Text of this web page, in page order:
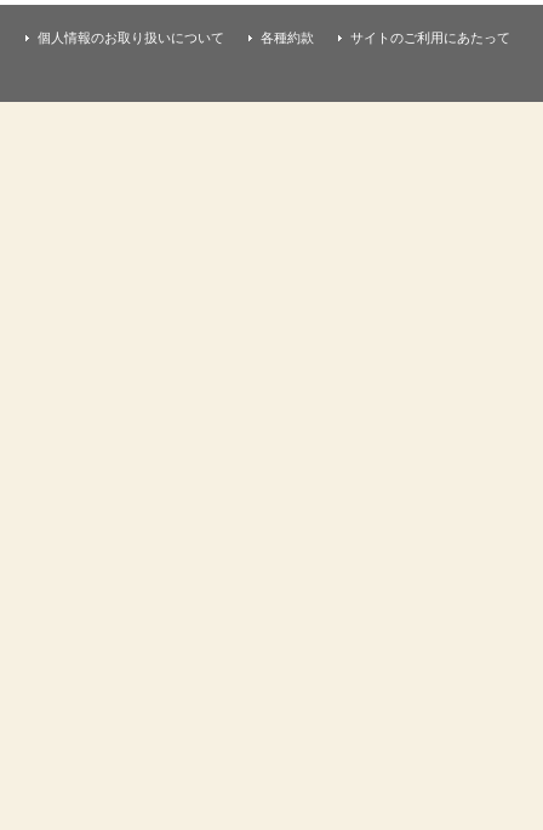
個人情報のお取り扱いについて 各種約款 サイトのご利用にあたって